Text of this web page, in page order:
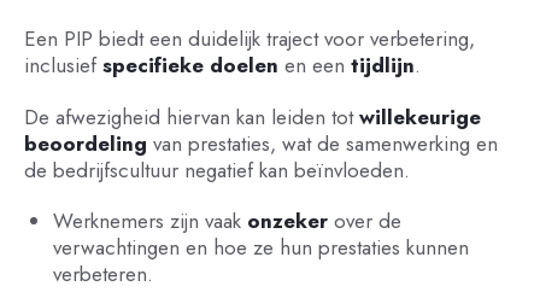
Een PIP biedt een duidelijk traject voor verbetering,
inclusiefspecifieke doelen en een tijdlijn.
De afwezigheid hiervan kan leiden totwillekeurige
beoordeling van prestaties, wat de samenwerking en
de bedrijfscultuur negatief kan beïnvloeden.
Werknemers zijn vaak onzekerover de
verwachtingen en hoe ze hun prestaties kunnen
verbeteren.